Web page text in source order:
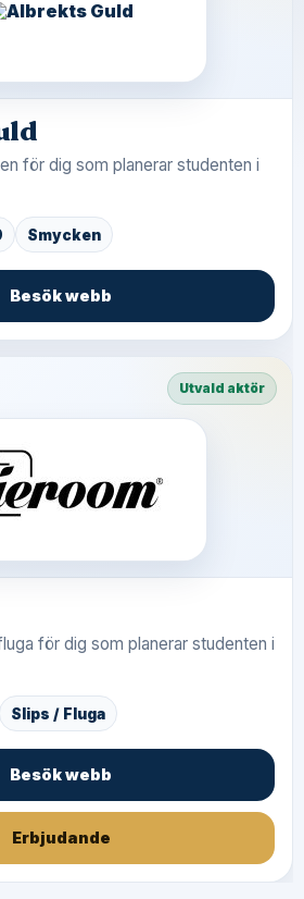
för dig som planerar studenten i
Smycken
Besök webb
Utvald aktör
för dig som planerar studenten i
Slips / Fluga
Besök webb
Erbjudande